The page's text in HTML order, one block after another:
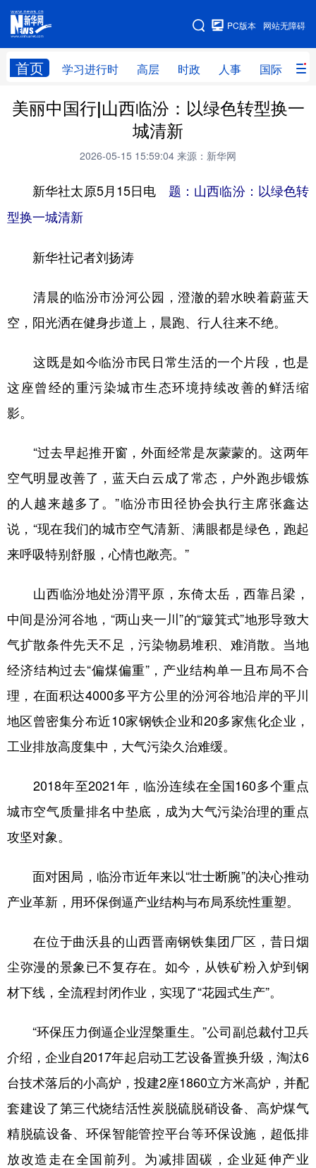
网站无障碍
PC版本
首页 学习进行时 高层 时政 人事 国际 财
网站地图
学习进行时 高层 时政 人事
全球连线
科技 科创 量子 体育
文化
访谈 视频
食品 人居 信息化 数字经济
能源 会展
文化产业
北京 天津 河北
山东 河南 湖北 湖南
广东 广西 海南 重庆
四川 贵州 云南 西藏
陕西 甘肃 青海 宁夏
新疆 内蒙古 黑龙江
多语种频道
English
Русский язык 日本語 한국어
Deutsch Português
美丽中国行|山西临汾：以绿色转型换一
城清新
2026-05-15 15:59:04 来源：新华网
新华社太原5月15日电 题：山西临汾：以绿色转
型换一城清新
新华社记者刘扬涛
清晨的临汾市汾河公园，澄澈的碧水映着蔚蓝天
空，阳光洒在健身步道上，晨跑、行人往来不绝。
这既是如今临汾市民日常生活的一个片段，也是
这座曾经的重污染城市生态环境持续改善的鲜活缩
影。
“过去早起推开窗，外面经常是灰蒙蒙的。这两年
空气明显改善了，蓝天白云成了常态，户外跑步锻炼
的人越来越多了。”临汾市田径协会执行主席张鑫达
说，“现在我们的城市空气清新、满眼都是绿色，跑起
来呼吸特别舒服，心情也敞亮。”
山西临汾地处汾渭平原，东倚太岳，西靠吕梁，
中间是汾河谷地，“两山夹一川”的“簸箕式”地形导致大
气扩散条件先天不足，污染物易堆积、难消散。当地
经济结构过去“偏煤偏重”，产业结构单一且布局不合
理，在面积达4000多平方公里的汾河谷地沿岸的平川
地区曾密集分布近10家钢铁企业和20多家焦化企业，
工业排放高度集中，大气污染久治难缓。
2018年至2021年，临汾连续在全国160多个重点
城市空气质量排名中垫底，成为大气污染治理的重点
攻坚对象。
面对困局，临汾市近年来以“壮士断腕”的决心推动
产业革新，用环保倒逼产业结构与布局系统性重塑。
在位于曲沃县的山西晋南钢铁集团厂区，昔日烟
尘弥漫的景象已不复存在。如今，从铁矿粉入炉到钢
材下线，全流程封闭作业，实现了“花园式生产”。
“环保压力倒逼企业涅槃重生。”公司副总裁付卫兵
介绍，企业自2017年起启动工艺设备置换升级，淘汰6
台技术落后的小高炉，投建2座1860立方米高炉，并配
套建设了第三代烧结活性炭脱硫脱硝设备、高炉煤气
精脱硫设备、环保智能管控平台等环保设施，超低排
放改造走在全国前列。为减排固碳，企业延伸产业